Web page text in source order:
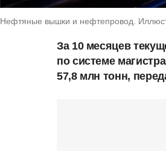
Нефтяные вышки и нефтепровод.
За 10 месяцев
по системе
57,8 млн тонн,